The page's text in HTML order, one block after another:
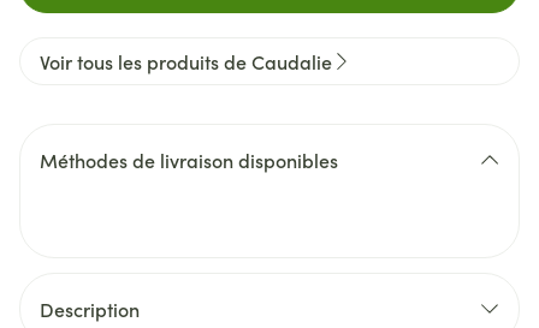
Voir tous les produits de Caudalie
Méthodes de livraison disponibles
Description